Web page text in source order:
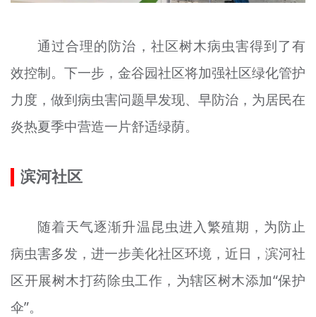
通过合理的防治，社区树木病虫害得到了有
效控制。下一步，金谷园社区将加强社区绿化管护
力度，做到病虫害问题早发现、早防治，为居民在
炎热夏季中营造一片舒适绿荫。
滨河社区
随着天气逐渐升温昆虫进入繁殖期，为防止
病虫害多发，进一步美化社区环境，近日，滨河社
区开展树木打药除虫工作，为辖区树木添加“保护
伞”。